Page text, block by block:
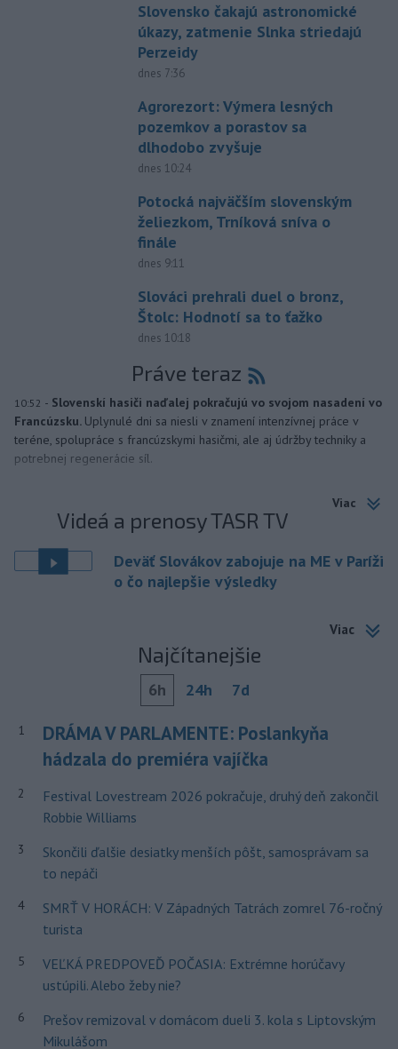
Slovensko čakajú astronomické
úkazy, zatmenie Slnka striedajú
Perzeidy
dnes 7:36
Agrorezort: Výmera lesných
pozemkov a porastov sa
dlhodobo zvyšuje
dnes 10:24
Potocká najväčším slovenským
želiezkom, Trníková sníva o
finále
dnes 9:11
Slováci prehrali duel o bronz,
Štolc: Hodnotí sa to ťažko
dnes 10:18
Práve teraz
10:52 - Slovenskí hasiči naďalej pokračujú vo svojom nasadení vo
Francúzsku. Uplynulé dni sa niesli v znamení intenzívnej práce v
teréne, spolupráce s francúzskymi hasičmi, ale aj údržby techniky a
potrebnej regenerácie síl.
Viac
Videá a prenosy TASR TV
Deväť Slovákov zabojuje na ME v Paríži
o čo najlepšie výsledky
Viac
Najčítanejšie
6h 24h 7d
1
DRÁMA V PARLAMENTE: Poslankyňa
hádzala do premiéra vajíčka
2
Festival Lovestream 2026 pokračuje, druhý deň zakončil
Robbie Williams
3
Skončili ďalšie desiatky menších pôšt, samosprávam sa
to nepáči
4
SMRŤ V HORÁCH: V Západných Tatrách zomrel 76-ročný
turista
5
VEĽKÁ PREDPOVEĎ POČASIA: Extrémne horúčavy
ustúpili. Alebo žeby nie?
6
Prešov remizoval v domácom dueli 3. kola s Liptovským
Mikulášom